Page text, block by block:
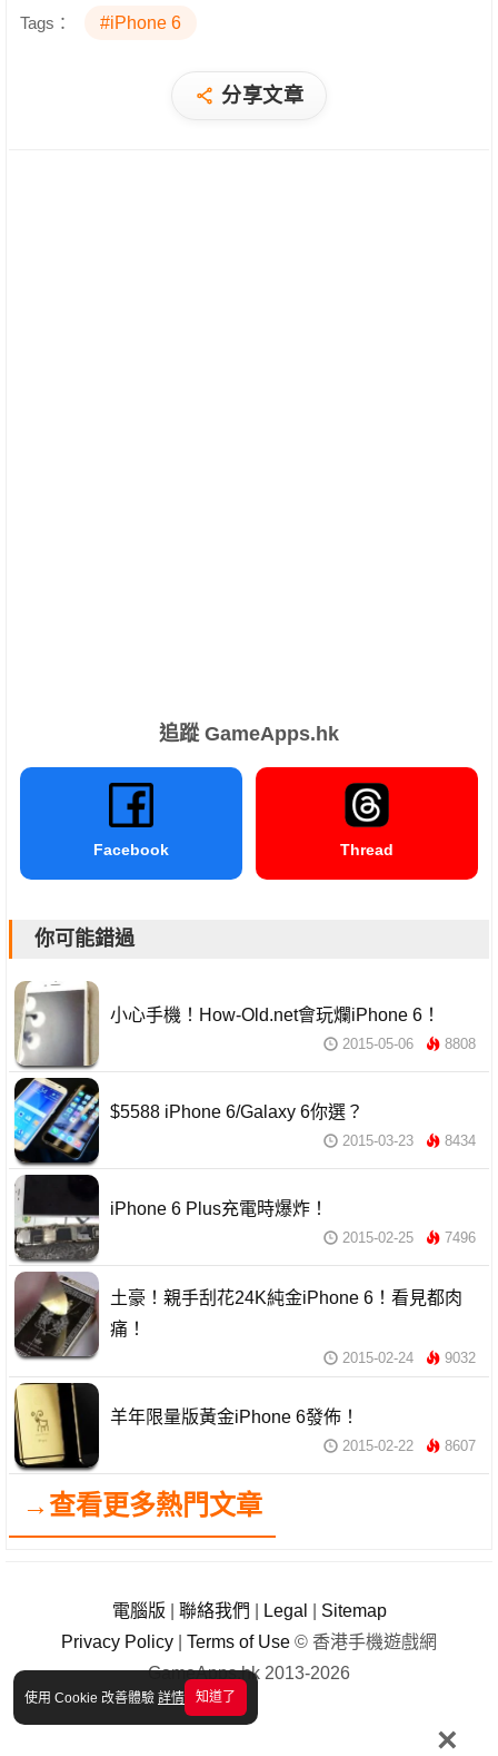
使用 Cookie 改善體驗 詳情 知道了
×
Tags： #iPhone 6
分享文章
追蹤 GameApps.hk
Facebook Thread
你可能錯過
小心手機！How-Old.net會玩爛iPhone 6！
2015-05-06 8808
$5588 iPhone 6/Galaxy 6你選？
2015-03-23 8434
iPhone 6 Plus充電時爆炸！
2015-02-25 7496
土豪！親手刮花24K純金iPhone 6！看見都肉
痛！
2015-02-24 9032
羊年限量版黃金iPhone 6發佈！
2015-02-22 8607
→查看更多熱門文章
電腦版 聯絡我們 Legal
Sitemap
Privacy Policy
Terms of Use © 香港手機遊戲網
GameApps.hk 2013-2026